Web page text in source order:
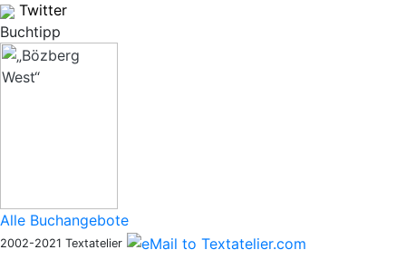
Twitter
Buchtipp
Alle Buchangebote
2002-2021 Textatelier